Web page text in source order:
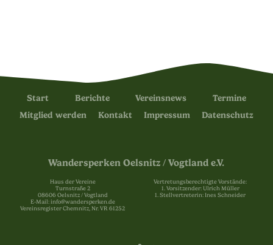
Start Berichte Vereinsnews
Termine
Mitglied werden
Kontakt Impressum Datenschutz
Wandersperken Oelsnitz / Vogtland e.V.
Haus der Vereine
Turnstraße 2
08606 Oelsnitz / Vogtland
E-Mail: info@wandersperken.de
Vereinsregister Chemnitz, Nr. VR 61252
Vertretungsberechtigte Vorstände:
1. Vorsitzender: Ulrich Müller
1. Stellvertreterin: Ines Schneider